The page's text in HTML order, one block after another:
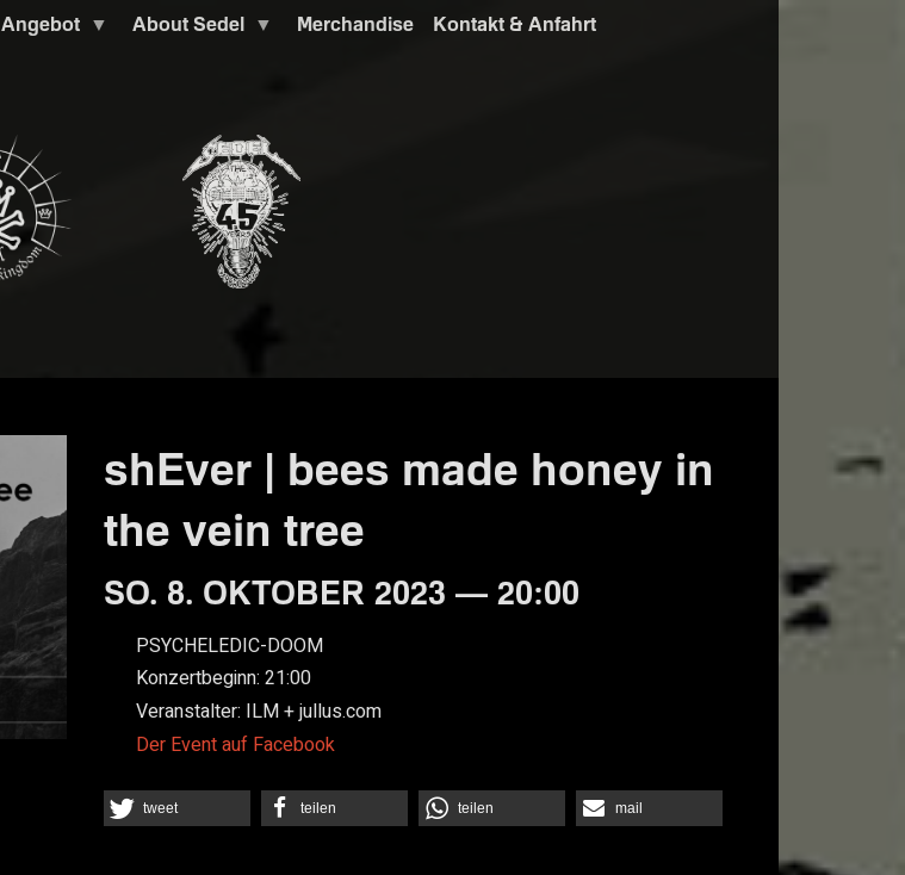
Angebot About Sedel Merchandise Kontakt & Anfahrt
shEver | bees made honey in
the vein tree
SO. 8. OKTOBER 2023 — 20:00
PSYCHELEDIC-DOOM
Konzertbeginn: 21:00
Veranstalter: ILM + jullus.com
Der Event auf Facebook
tweet teilen teilen mail